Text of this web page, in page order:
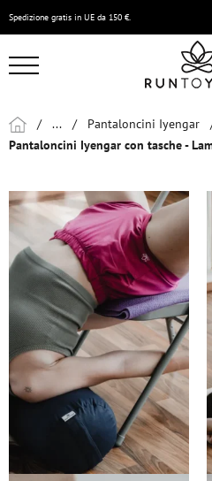
Spedizione gratis in UE da 150 €.
/ ... / Pantaloncini Iyengar
Pantaloncini Iyengar con tasche -